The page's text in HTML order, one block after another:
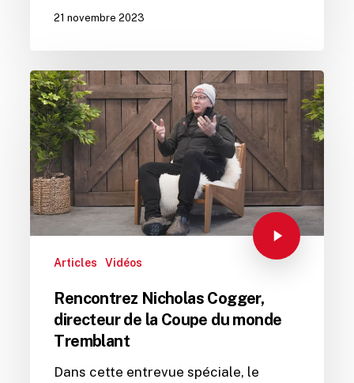
21 novembre 2023
Articles Vidéos
Rencontrez Nicholas Cogger,
directeur de la Coupe du monde
Tremblant
Dans cette entrevue spéciale, le